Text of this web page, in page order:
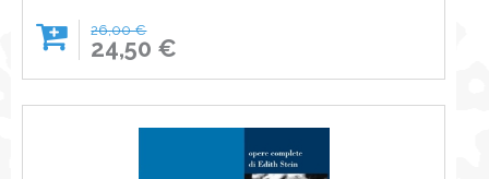
26,00 €
24,50 €